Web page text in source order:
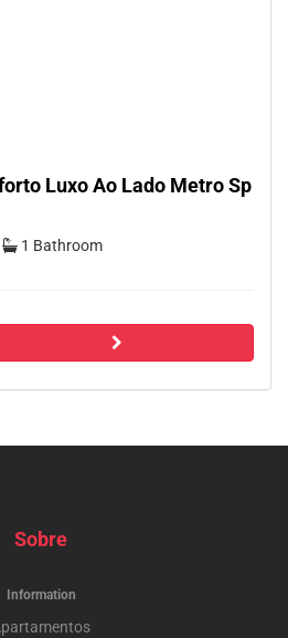
Luxo Ao Lado Metro Sp
1 Bathroom
Sobre
Information